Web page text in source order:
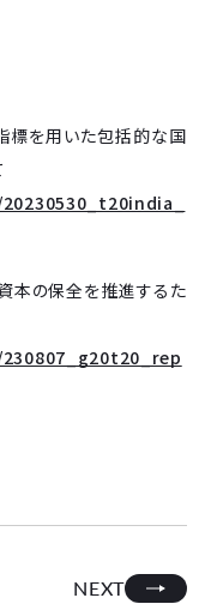
標を用いた包括的な国
の保全を推進するた
NEXT